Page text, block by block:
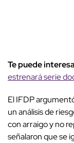
Te puede
estrenará serie
El IFDP
un análisis de
con arraigo y no
señalaron que se